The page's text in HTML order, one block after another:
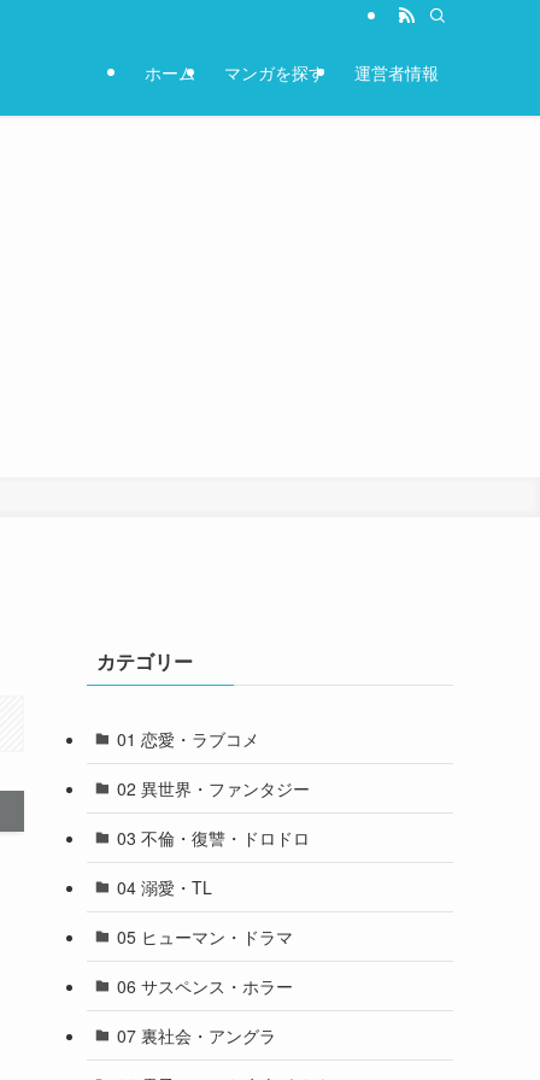
ホーム マンガを探す 運営者情報
カテゴリー
01 恋愛・ラブコメ
02 異世界・ファンタジー
03 不倫・復讐・ドロドロ
04 溺愛・TL
05 ヒューマン・ドラマ
06 サスペンス・ホラー
07 裏社会・アングラ